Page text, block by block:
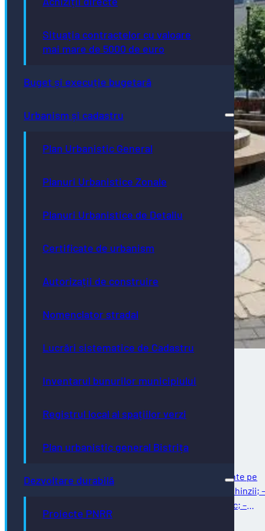
Situația contractelor cu valoare
mai mare de 5000 de euro
Buget și execuție bugetară
Urbanism și cadastru
Plan Urbanistic General
Planuri Urbanistice Zonale
Planuri Urbanistice de Detaliu
Certificate de urbanism
Autorizații de construire
Nomenclator stradal
Lucrări sistematice de Cadastru
Inventarul bunurilor municipiului
Registrul local al spațiilor verzi
Plan urbanistic general Bistrița
Dezvoltare durabilă
Proiecte PNRR
intervenții programate în săptămâna
02.08.2026 – 07.08.2026
Întreținere străzi Reparații curente: – reparații curente pe
strada Ghinzii; – amenajare parcare la sol pe strada Ghinzii; –
îndreptat și remontat stâlpi din fontă, beton și plastic; –
reparații…